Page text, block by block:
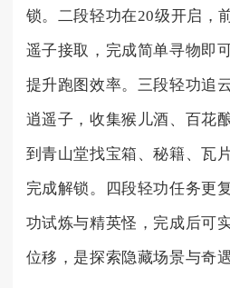
锁。二段轻功在20级开启，
遥子接取，完成简单寻物即
提升跑图效率。三段轻功追
逍遥子，收集猴儿酒、百花
到青山堂找宝箱、秘籍、瓦
完成解锁。四段轻功任务更
功试炼与精英怪，完成后可
位移，是探索隐藏场景与奇